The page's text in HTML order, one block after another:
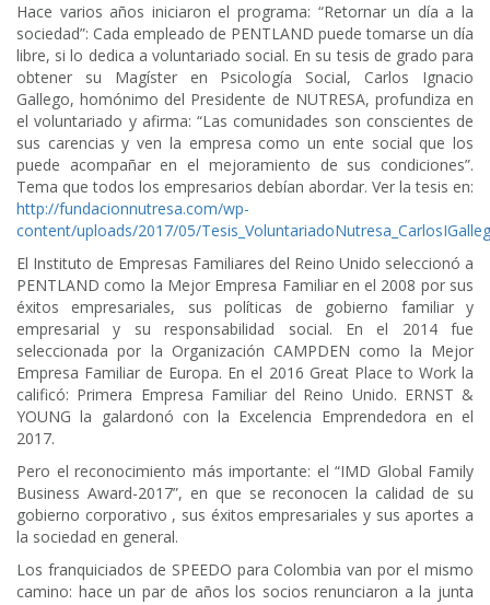
Hace varios años iniciaron el programa: “Retornar un día a la
sociedad”: Cada empleado de PENTLAND puede tomarse un día
libre, si lo dedica a voluntariado social. En su tesis de grado para
obtener su Magíster en Psicología Social, Carlos Ignacio
Gallego, homónimo del Presidente de NUTRESA, profundiza en
el voluntariado y afirma: “Las comunidades son conscientes de
sus carencias y ven la empresa como un ente social que los
puede acompañar en el mejoramiento de sus condiciones”.
Tema que todos los empresarios debían abordar. Ver la tesis en:
http://fundacionnutresa.com/wp-
content/uploads/2017/05/
El Instituto de Empresas Familiares del Reino Unido seleccionó a
PENTLAND como la Mejor Empresa Familiar en el 2008 por sus
éxitos empresariales, sus políticas de gobierno familiar y
empresarial y su responsabilidad social. En el 2014 fue
seleccionada por la Organización CAMPDEN como la Mejor
Empresa Familiar de Europa. En el 2016 Great Place to Work la
calificó: Primera Empresa Familiar del Reino Unido. ERNST &
YOUNG la galardonó con la Excelencia Emprendedora en el
2017.
Pero el reconocimiento más importante: el “IMD Global Family
Business Award-2017”, en que se reconocen la calidad de su
gobierno corporativo , sus éxitos empresariales y sus aportes a
la sociedad en general.
Los franquiciados de SPEEDO para Colombia van por el mismo
camino: hace un par de años los socios renunciaron a la junta